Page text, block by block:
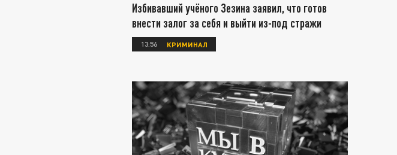
Избивавший учёного Зезина заявил, что готов
внести залог за себя и выйти из-под стражи
13:56 КРИМИНАЛ